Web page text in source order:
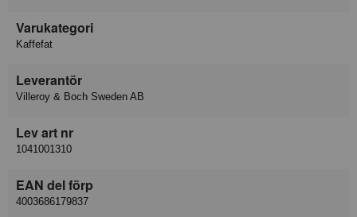
Varukategori
Kaffefat
Leverantör
Villeroy & Boch Sweden AB
Lev art nr
1041001310
EAN del förp
4003686179837